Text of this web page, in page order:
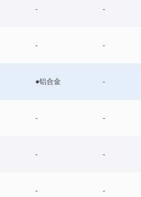
- -
- -
●铝合金 -
- -
- -
- -